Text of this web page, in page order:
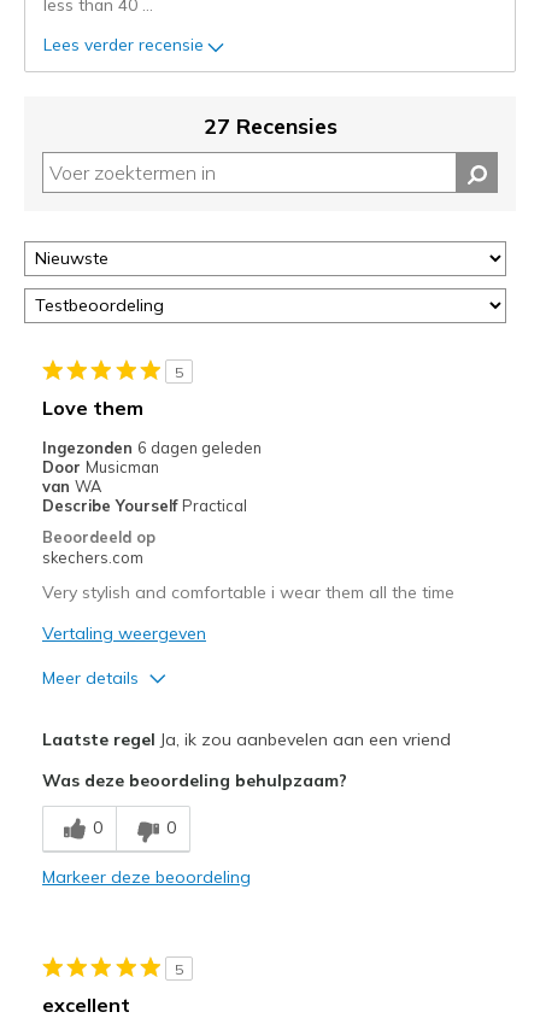
status
van
je
deze
page
door
<a
href="javascript:location.href=location.pathname;">hier</a>
de
met
migratiegeschiedenis
van
de
page_id
bezoeken.
Lees verder recensie
27 Recensies
5
Love them
Ingezonden 6 dagen geleden
Door Musicman
van WA
Describe Yourself Practical
Beoordeeld op
skechers.com
Very stylish and comfortable i wear them all the time
Vertaling weergeven
Meer details
Breathe Well
Comfortable
Need Break In
Laatste regel Ja, ik zou aanbevelen aan een vriend
Was deze beoordeling behulpzaam?
0 0
Markeer deze beoordeling
5
excellent